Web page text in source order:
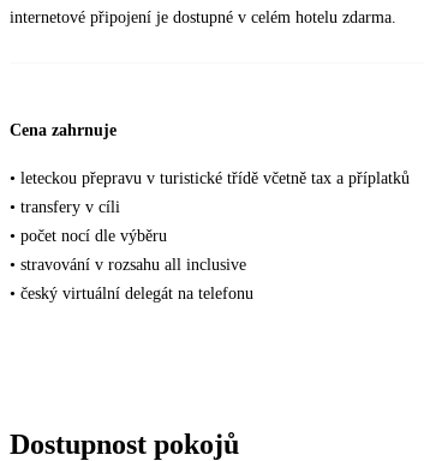
internetové připojení je dostupné v celém hotelu zdarma.
Cena zahrnuje
• leteckou přepravu v turistické třídě včetně tax a příplatků
• transfery v cíli
• počet nocí dle výběru
• stravování v rozsahu all inclusive
• český virtuální delegát na telefonu
Dostupnost pokojů